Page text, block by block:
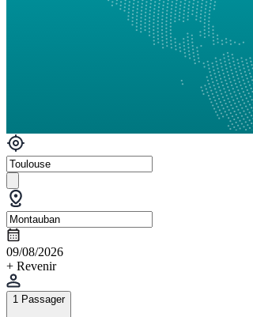
09/08/2026
+ Revenir
1 Passager